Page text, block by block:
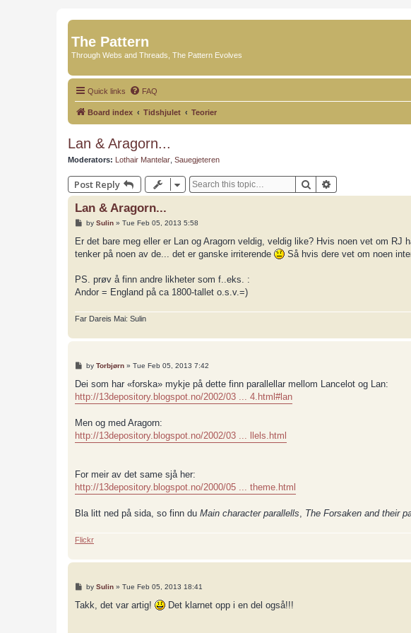
The Pattern
Through Webs and Threads, The Pattern Evolves
Quick links FAQ
Board index Tidshjulet Teorier
Lan & Aragorn...
Moderators: Lothair Mantelar Sauegjeteren
Post Reply Search
Lan & Aragorn...
P
s
by Sulin» Tue Feb 05, 2013 5:58
Er det bare meg eller er Lan og Aragorn veldig, veldig like? Hvis noen vet om
tenker på noen av de... det er ganske irriterende
Så hvis dere vet om noen
PS. prøv å finn andre likheter som f..eks. :
Andor = England på ca 1800-tallet o.s.v.=)
Far Dareis Mai: Sulin
P
s
by Torbjørn» Tue Feb 05, 2013 7:42
Dei som har «forska» mykje på dette finn parallellar mellom Lancelot og Lan:
http://13depository.blogspot.no/2002/03 ... 4.html#lan
Men og med Aragorn:
http://13depository.blogspot.no/2002/03 ... llels.html
For meir av det same sjå her:
http://13depository.blogspot.no/2000/05 ... theme.html
Bla litt ned på sida, so finn du Main character parallells, The Forsaken and their
Flickr
P
s
by Sulin» Tue Feb 05, 2013 18:41
Takk, det var artig! Det klarnet opp i en del også!!!